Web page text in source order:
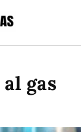
Noticias
al gas